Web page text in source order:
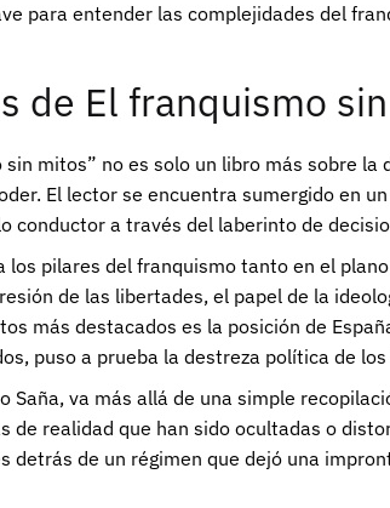
para entender las complejidades del
de El franquismo
sin mitos” no es solo un libro más sobre
El lector se encuentra sumergido en
conductor a través del laberinto de
los pilares del franquismo tanto en el
de las libertades, el papel de la
más destacados es la posición de
puso a prueba la destreza política de
Saña, va más allá de una simple
de realidad que han sido ocultadas o
detrás de un régimen que dejó una